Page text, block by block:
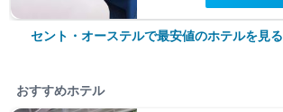
セント・オーステルで最安値のホテルを見る
おすすめホテル